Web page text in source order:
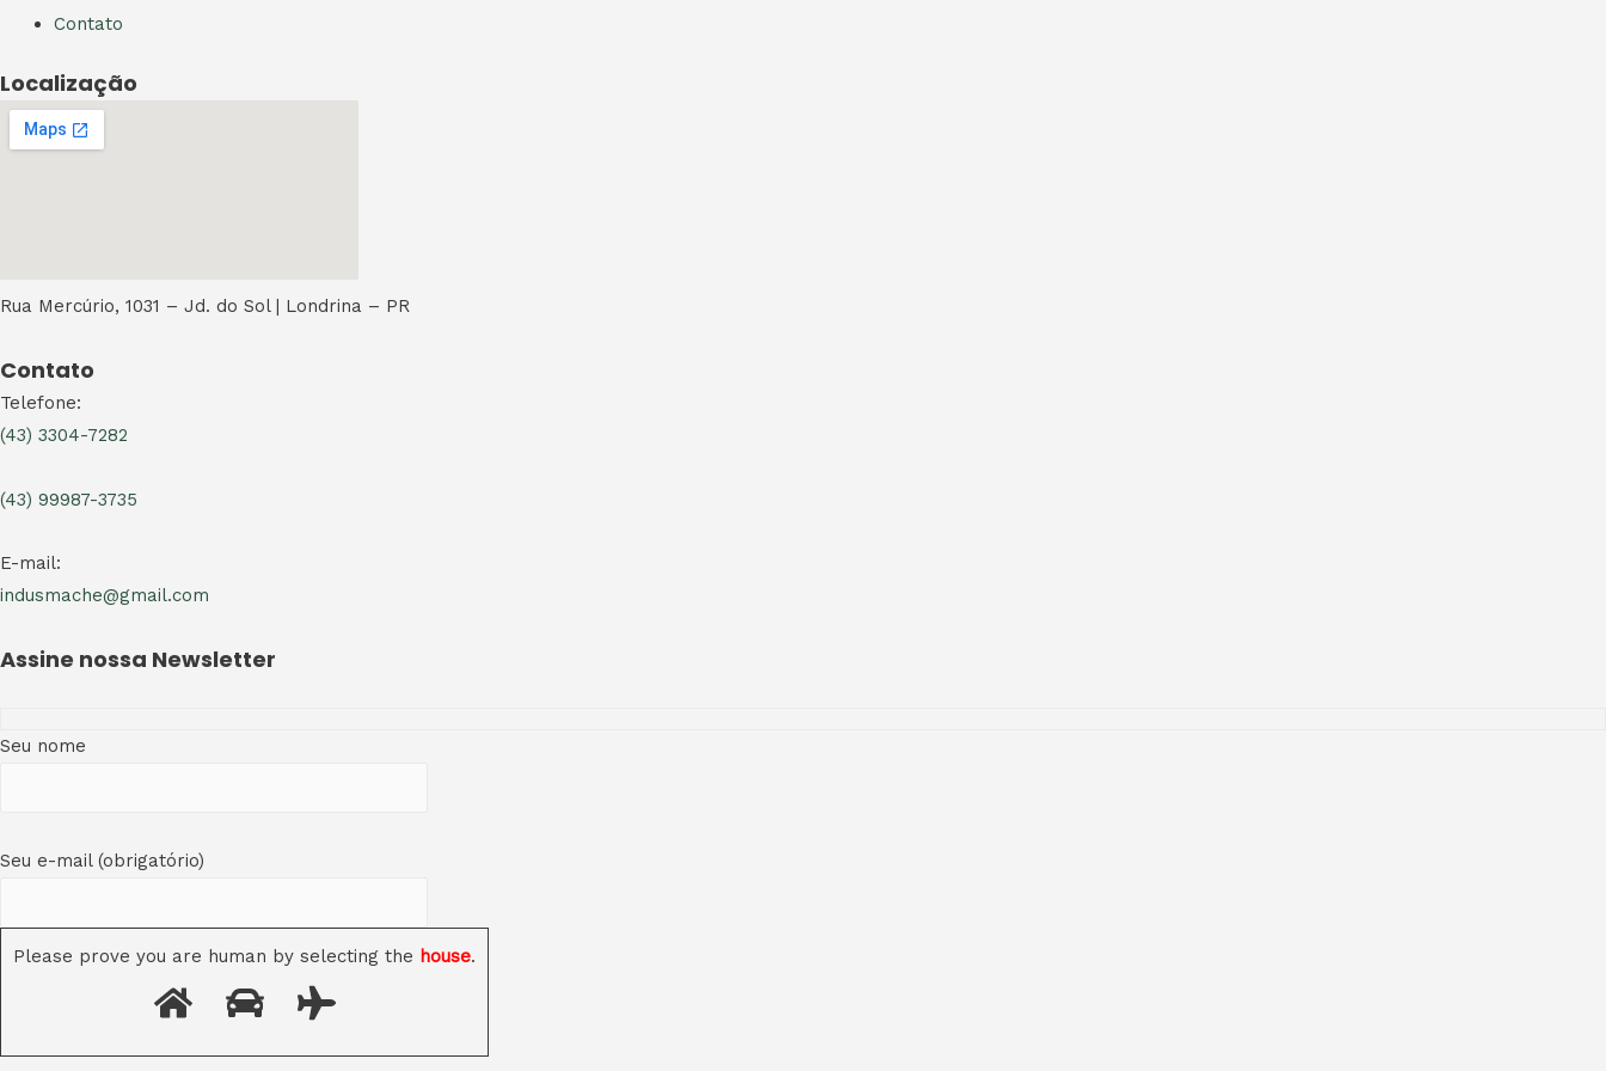
Contato
Localização
Rua Mercúrio, 1031 – Jd. do Sol | Londrina – PR
Contato
Telefone:
(43) 3304-7282
(43) 99987-3735
E-mail:
indusmache@gmail.com
Assine nossa Newsletter
Seu nome
Seu e-mail (obrigatório)
Please prove you are human by selecting the house.